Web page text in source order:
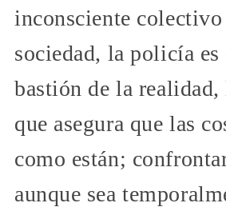
inconsciente colectivo
sociedad, la policía
bastión de la realidad,
que asegura que las
como están;
aunque sea